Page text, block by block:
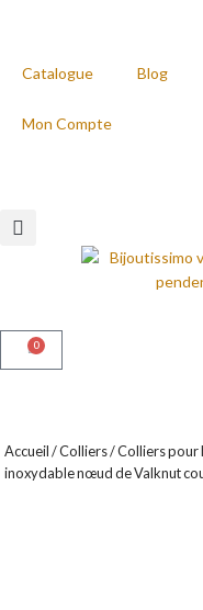
Catalogue Blog
Mon Compte
0
Accueil/Colliers/Colliers pour
inoxydable nœud de Valknut